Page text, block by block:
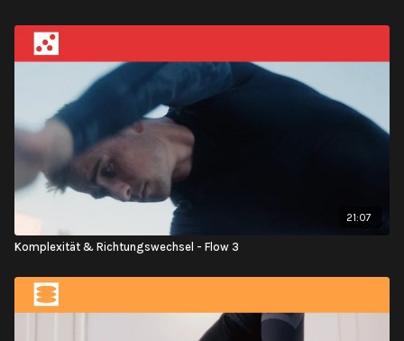
21:07
Komplexität & Richtungswechsel - Flow 3